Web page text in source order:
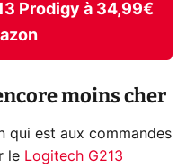
Prodigy à 34,99€
moins cher
qui est aux commandes
le Logitech G213